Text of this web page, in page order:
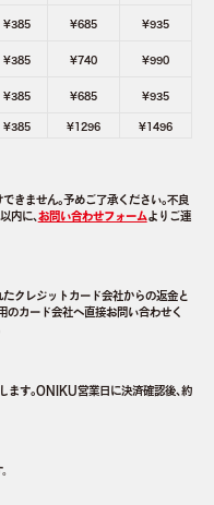
¥385 ¥685 ¥935
¥385 ¥740 ¥990
¥385 ¥685 ¥935
¥385 ¥1296 ¥1496
きません｡予めご了承ください｡不良
内に､ お問い合わせフォームよりご連
クレジットカード会社からの返金と
のカード会社へ直接お問い合わせく
ます｡ONIKU営業日に決済確認後､約